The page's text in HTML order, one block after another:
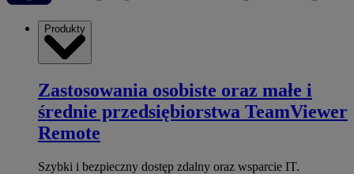
Produkty
Zastosowania osobiste oraz małe i
średnie przedsiębiorstwa TeamViewer
Remote
Szybki i bezpieczny dostęp zdalny oraz wsparcie IT.